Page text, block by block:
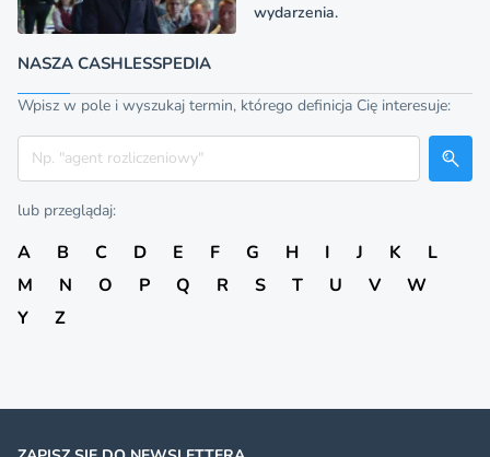
wydarzenia.
NASZA CASHLESSPEDIA
Wpisz w pole i wyszukaj termin, którego definicja Cię interesuje:
Szukaj
lub przeglądaj:
A B C D E F G H I J K
L
M
N O P Q R S T U V
W
Y
Z